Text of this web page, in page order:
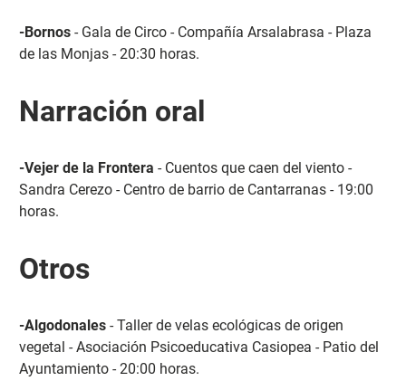
-Bornos- Gala de Circo - Compañía Arsalabrasa - Plaza
de las Monjas - 20:30 horas.
Narración oral
-Vejer de la Frontera - Cuentos que caen del viento -
Sandra Cerezo - Centro de barrio de Cantarranas - 19:00
horas.
Otros
-Algodonales- Taller de velas ecológicas de origen
vegetal - Asociación Psicoeducativa Casiopea - Patio del
Ayuntamiento - 20:00 horas.